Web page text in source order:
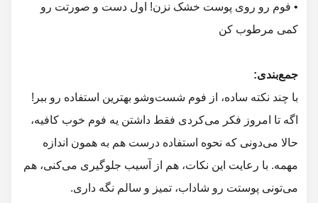
• فوم رو روی پوست خشک نزن! اول دست و صورتت رو
با چند نکته ساده، از فوم شست‌وشو بهترین استفاده رو ببر!
اگه تا امروز فکر می‌کردی فقط داشتن یه فوم خوب کافیه،
حالا می‌دونی که نحوه استفاده درست هم به همون اندازه
مهمه. با رعایت این نکات، هم از آسیب جلوگیری می‌کنی، هم
می‌تونی پوستت رو شاداب، تمیز و سالم نگه داری.